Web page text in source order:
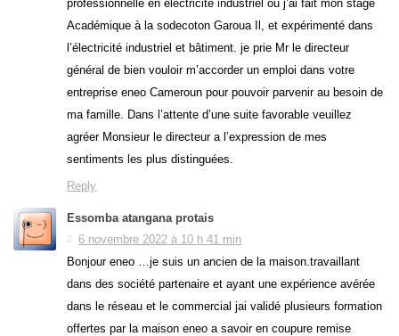
professionnelle en électricité industriel ou j’ai fait mon stage
Académique à la sodecoton Garoua Il, et expérimenté dans
l’électricité industriel et bâtiment. je prie Mr le directeur
général de bien vouloir m’accorder un emploi dans votre
entreprise eneo Cameroun pour pouvoir parvenir au besoin de
ma famille. Dans l’attente d’une suite favorable veuillez
agréer Monsieur le directeur a l’expression de mes
sentiments les plus distinguées.
Reply
Essomba atangana protais
6 novembre 2022 à 10 h 41 min
Bonjour eneo …je suis un ancien de la maison.travaillant
dans des société partenaire et ayant une expérience avérée
dans le réseau et le commercial jai validé plusieurs formation
offertes par la maison eneo a savoir en coupure remise